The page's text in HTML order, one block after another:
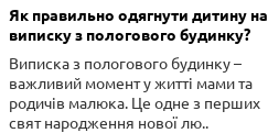
Як правильно одягнути дитину на
виписку з пологового будинку?
Виписка з пологового будинку –
важливий момент у житті мами та
родичів малюка. Це одне з перших
свят народження нової лю..